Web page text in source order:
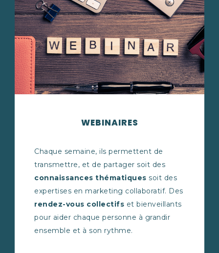
WEBINAIRES
Chaque semaine, ils permettent de
transmettre, et de partager soit des
connaissances thématiques soit des
expertises en marketing collaboratif. Des
rendez-vous collectifs et bienveillants
pour aider chaque personne à grandir
ensemble et à son rythme.